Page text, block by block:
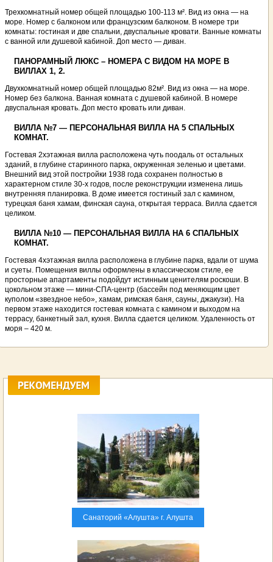
Трехкомнатный номер общей площадью 100-113 м². Вид из окна — на
море. Номер с балконом или французским балконом. В номере три
комнаты: гостиная и две спальни, двуспальные кровати. Ванные комнаты
с ванной или душевой кабиной. Доп место — диван.
ПАНОРАМНЫЙ ЛЮКС – НОМЕРА С ВИДОМ НА МОРЕ В
ВИЛЛАХ 1, 2.
Двухкомнатный номер общей площадью 82м². Вид из окна — на море.
Номер без балкона. Ванная комната с душевой кабиной. В номере
двуспальная кровать. Доп место кровать или диван.
ВИЛЛА №7 — ПЕРСОНАЛЬНАЯ ВИЛЛА НА 5 СПАЛЬНЫХ
КОМНАТ.
Гостевая 2хэтажная вилла расположена чуть поодаль от остальных
зданий, в глубине старинного парка, окруженная зеленью и цветами.
Внешний вид этой постройки 1938 года сохранен полностью в
характерном стиле 30-х годов, после реконструкции изменена лишь
внутренняя планировка. В доме имеется гостиный зал с камином,
турецкая баня хамам, финская сауна, открытая терраса. Вилла сдается
целиком.
ВИЛЛА №10 — ПЕРСОНАЛЬНАЯ ВИЛЛА НА 6 СПАЛЬНЫХ
КОМНАТ.
Гостевая 4хэтажная вилла расположена в глубине парка, вдали от шума
и суеты. Помещения виллы оформлены в классическом стиле, ее
просторные апартаменты подойдут истинным ценителям роскоши. В
цокольном этаже — мини-СПА-центр (бассейн под меняющим цвет
куполом «звездное небо», хамам, римская баня, сауны, джакузи). На
первом этаже находится гостевая комната с камином и выходом на
террасу, банкетный зал, кухня. Вилла сдается целиком. Удаленность от
моря – 420 м.
Санаторий «Алушта» г. Алушта